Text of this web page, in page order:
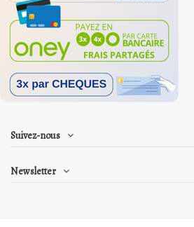
Suivez-nous
Newsletter